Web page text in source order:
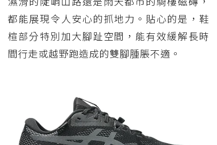
都能展現令人安心的抓地力。貼心的是，鞋
楦部分特別加大腳趾空間，能有效緩解長時
間行走或越野跑造成的雙腳腫脹不適。